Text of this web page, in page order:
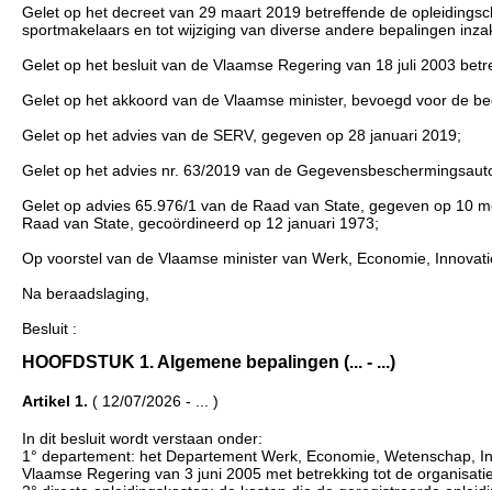
Gelet op het decreet van 29 maart 2019 betreffende de
sportmakelaars en tot wijziging van diverse andere bepalingen
Gelet op het besluit van de Vlaamse Regering van 18 juli 2003
Gelet op het akkoord van de Vlaamse minister, bevoegd voor de
Gelet op het advies van de SERV, gegeven op 28 januari 2019;
Gelet op het advies nr. 63/2019 van de
Gelet op advies 65.976/1 van de Raad van State, gegeven op 10
Raad van State, gecoördineerd op 12 januari 1973;
Op voorstel van de Vlaamse minister van Werk, Economie,
Na beraadslaging,
Besluit :
HOOFDSTUK 1. Algemene bepalingen (... - ...)
Artikel 1. ( 12/07/2026 - ... )
In dit besluit wordt verstaan onder:
1° departement: het Departement Werk, Economie, Wetenschap,
Vlaamse Regering van 3 juni 2005 met betrekking tot de